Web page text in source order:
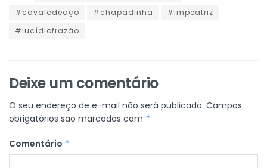
#cavalodeaço
#chapadinha
#impeatriz
#lucídiofrazão
Deixe um comentário
O seu endereço de e-mail não será publicado. Campos
obrigatórios são marcados com *
Comentário *